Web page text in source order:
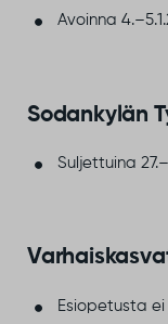
Avoinna
Sodankylän
Suljettuina
Esiopetusta ei